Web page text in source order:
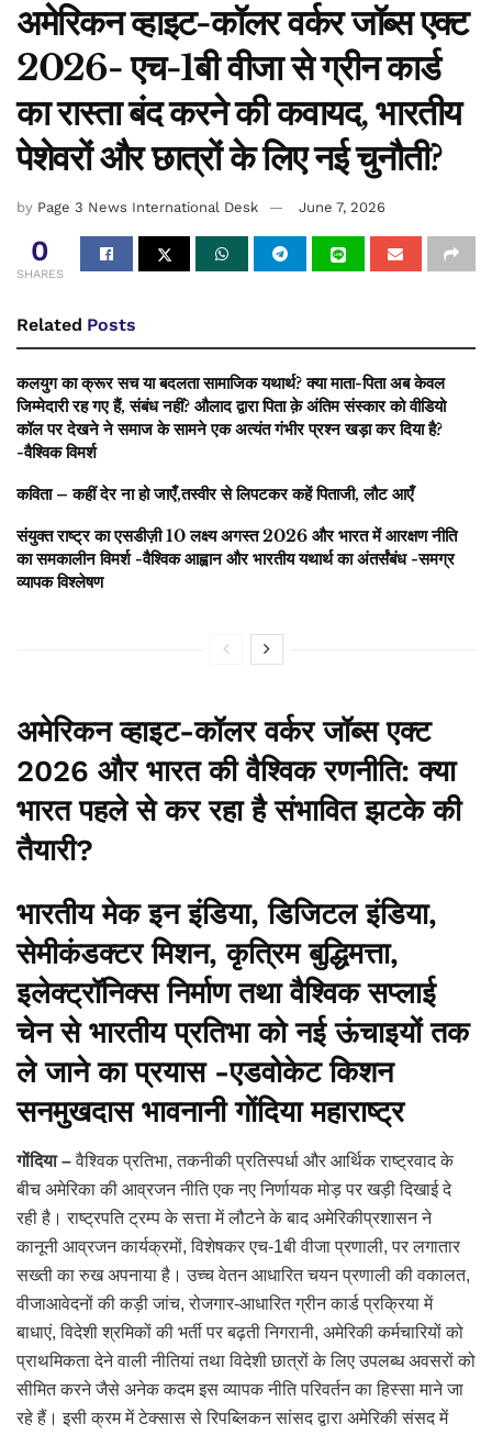
अमेरिकन व्हाइट-कॉलर वर्कर जॉब्स एक्ट
2026- एच-1बी वीजा से ग्रीन कार्ड
का रास्ता बंद करने की कवायद, भारतीय
पेशेवरों और छात्रों के लिए नई चुनौती?
by Page 3 News International Desk June 7, 2026
0
SHARES
Related Posts
कलयुग का क्रूर सच या बदलता सामाजिक यथार्थ? क्या माता-पिता अब केवल
जिम्मेदारी रह गए हैं, संबंध नहीं? औलाद द्वारा पिता क़े अंतिम संस्कार को वीडियो
कॉल पर देखने ने समाज के सामने एक अत्यंत गंभीर प्रश्न खड़ा कर दिया है?
-वैश्विक विमर्श
कविता – कहीं देर ना हो जाएँ,तस्वीर से लिपटकर कहें पिताजी, लौट आएँ
संयुक्त राष्ट्र का एसडीज़ी 10 लक्ष्य अगस्त 2026 और भारत में आरक्षण नीति
का समकालीन विमर्श -वैश्विक आह्वान और भारतीय यथार्थ का अंतर्संबंध -समग्र
व्यापक विश्लेषण
अमेरिकन व्हाइट-कॉलर वर्कर जॉब्स एक्ट
2026 और भारत की वैश्विक रणनीति: क्या
भारत पहले से कर रहा है संभावित झटके की
तैयारी?
भारतीय मेक इन इंडिया, डिजिटल इंडिया,
सेमीकंडक्टर मिशन, कृत्रिम बुद्धिमत्ता,
इलेक्ट्रॉनिक्स निर्माण तथा वैश्विक सप्लाई
चेन से भारतीय प्रतिभा को नई ऊंचाइयों तक
ले जाने का प्रयास -एडवोकेट किशन
सनमुखदास भावनानी गोंदिया महाराष्ट्र
गोंदिया –वैश्विक प्रतिभा, तकनीकी प्रतिस्पर्धा और आर्थिक राष्ट्रवाद के
बीच अमेरिका की आव्रजन नीति एक नए निर्णायक मोड़ पर खड़ी दिखाई दे
रही है। राष्ट्रपति ट्रम्प के सत्ता में लौटने के बाद अमेरिकीप्रशासन ने
कानूनी आव्रजन कार्यक्रमों, विशेषकर एच-1बी वीजा प्रणाली, पर लगातार
सख्ती का रुख अपनाया है। उच्च वेतन आधारित चयन प्रणाली की वकालत,
वीजाआवेदनों की कड़ी जांच, रोजगार-आधारित ग्रीन कार्ड प्रक्रिया में
बाधाएं, विदेशी श्रमिकों की भर्ती पर बढ़ती निगरानी, अमेरिकी कर्मचारियों को
प्राथमिकता देने वाली नीतियां तथा विदेशी छात्रों के लिए उपलब्ध अवसरों को
सीमित करने जैसे अनेक कदम इस व्यापक नीति परिवर्तन का हिस्सा माने जा
रहे हैं। इसी क्रम में टेक्सास से रिपब्लिकन सांसद द्वारा अमेरिकी संसद में